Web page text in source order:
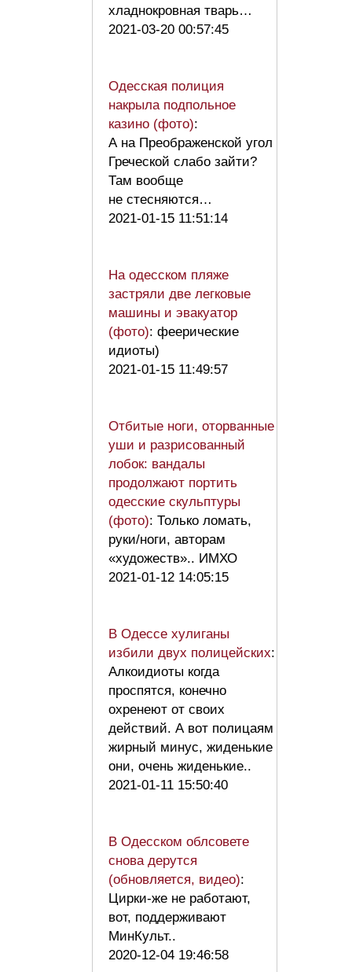
хладнокровная тварь…
2021-03-20 00:57:45
Одесская полиция
накрыла подпольное
казино (фото):
А на Преображенской угол
Греческой слабо зайти?
Там вообще
не стесняются…
2021-01-15 11:51:14
На одесском пляже
застряли две легковые
машины и эвакуатор
(фото): феерические
идиоты)
2021-01-15 11:49:57
Отбитые ноги, оторванные
уши и разрисованный
лобок: вандалы
продолжают портить
одесские скульптуры
(фото): Только ломать,
руки/ноги, авторам
«художеств».. ИМХО
2021-01-12 14:05:15
В Одессе хулиганы
избили двух полицейских:
Алкоидиоты когда
проспятся, конечно
охренеют от своих
действий. А вот полицаям
жирный минус, жиденькие
они, очень жиденькие..
2021-01-11 15:50:40
В Одесском облсовете
снова дерутся
(обновляется, видео):
Цирки-же не работают,
вот, поддерживают
МинКульт..
2020-12-04 19:46:58